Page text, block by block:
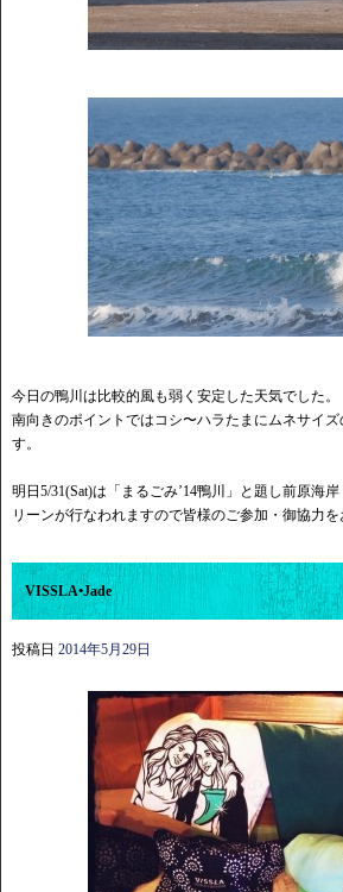
今日の鴨川は比較的風も弱く安定した天気でした。
南向きのポイントではコシ〜ハラたまにムネサイ
す。
明日5/31(Sat)は「まるごみ’14鴨川」と題し前原海
リーンが行なわれますので皆様のご参加・御協力を
VISSLA•Jade
投稿日 2014年5月29日